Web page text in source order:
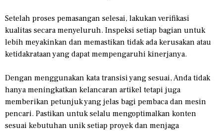
Setelah proses pemasangan selesai, lakukan verifikasi
kualitas secara menyeluruh. Inspeksi setiap bagian untuk
lebih meyakinkan dan memastikan tidak ada kerusakan atau
ketidakrataan yang dapat mempengaruhi kinerjanya.
Dengan menggunakan kata transisi yang sesuai, Anda tidak
hanya meningkatkan kelancaran artikel tetapi juga
memberikan petunjuk yang jelas bagi pembaca dan mesin
pencari. Pastikan untuk selalu mengoptimalkan konten
sesuai kebutuhan unik setiap proyek dan menjaga